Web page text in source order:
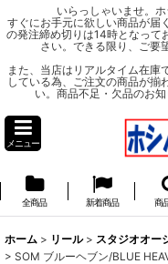
いらっしゃいませ。
すぐにお手元に欲しい商品が届
の発注締め切りは14時となって
さい。できる限り、ご要
また、当店はリアルタイム在庫
している為、ご注文の商品が揃
い。商品不足・欠品のお
メニュー
全商品 新着商品 商
ホーム > リール > スタジオオー
> SOM ブルーヘブン/BLUE